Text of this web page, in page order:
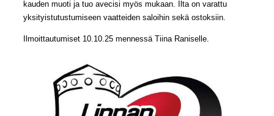
kauden muoti ja tuo avecisi myös mukaan. Ilta on varattu
yksityistutustumiseen vaatteiden saloihin sekä ostoksiin.
Ilmoittautumiset 10.10.25 mennessä Tiina Raniselle.